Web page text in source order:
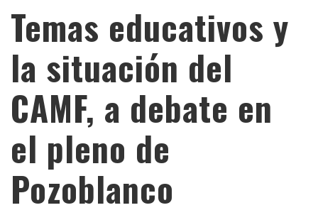
Temas educativos y
la situación del
CAMF, a debate en
el pleno de
Pozoblanco